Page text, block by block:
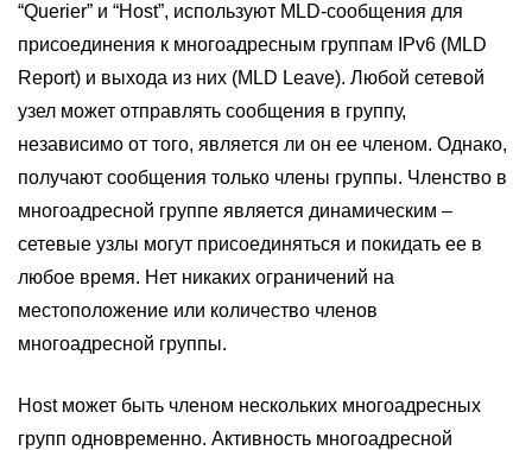
“Querier” и “Host”, используют MLD-сообщения для
присоединения к многоадресным группам IPv6 (MLD
Report) и выхода из них (MLD Leave). Любой сетевой
узел может отправлять сообщения в группу,
независимо от того, является ли он ее членом. Однако,
получают сообщения только члены группы. Членство в
многоадресной группе является динамическим –
сетевые узлы могут присоединяться и покидать ее в
любое время. Нет никаких ограничений на
местоположение или количество членов
многоадресной группы.
Host может быть членом нескольких многоадресных
групп одновременно. Активность многоадресной